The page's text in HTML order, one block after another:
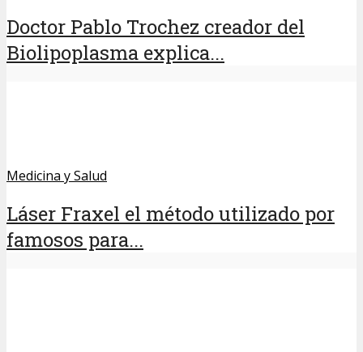
Doctor Pablo Trochez creador del
Biolipoplasma explica...
Medicina y Salud
Láser Fraxel el método utilizado por
famosos para...